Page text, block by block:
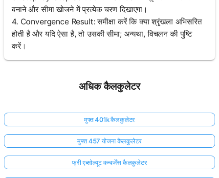
बनाने और सीमा खोजने में प्रत्येक चरण दिखाएगा।
4. Convergence Result: समीक्षा करें कि क्या श्रृंखला अभिसरित
होती है और यदि ऐसा है, तो उसकी सीमा; अन्यथा, विचलन की पुष्टि
करें।
अधिक कैलकुलेटर
मुफ्त 401k कैलकुलेटर
मुफ्त 457 योजना कैलकुलेटर
फ्री एब्सोल्यूट कन्वर्जेंस कैलकुलेटर